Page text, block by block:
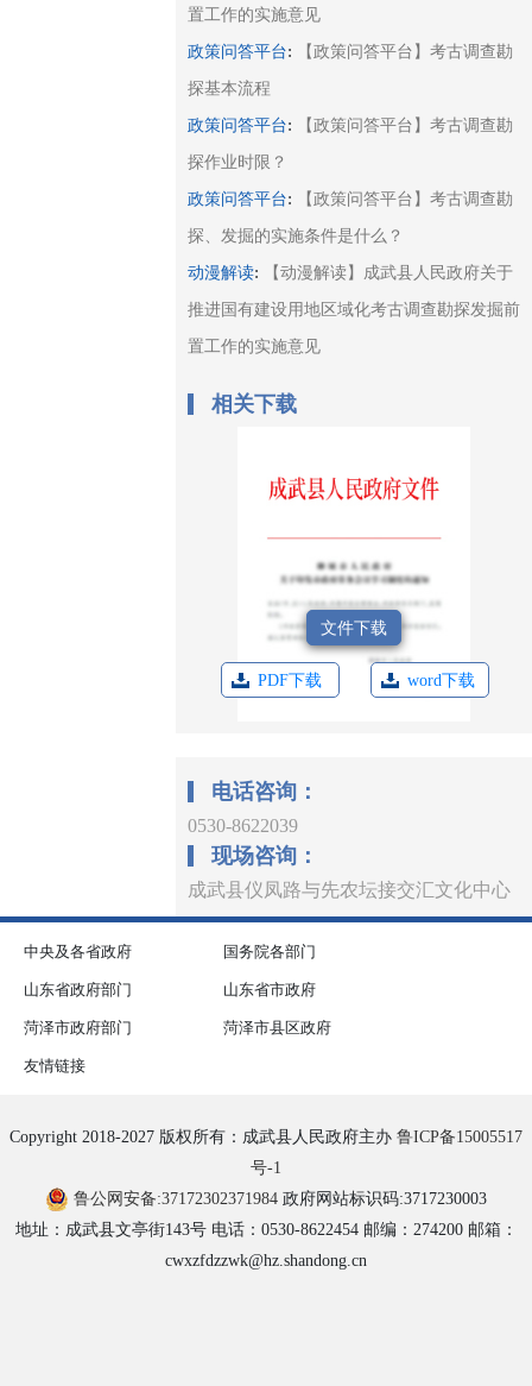
置工作的实施意见
政策问答平台: 【政策问答平台】考古调查勘
探基本流程
政策问答平台: 【政策问答平台】考古调查勘
探作业时限？
政策问答平台: 【政策问答平台】考古调查勘
探、发掘的实施条件是什么？
动漫解读: 【动漫解读】成武县人民政府关于
推进国有建设用地区域化考古调查勘探发掘前
置工作的实施意见
相关下载
文件下载
PDF下载 word下载
电话咨询：
0530-8622039
现场咨询：
成武县仪凤路与先农坛接交汇文化中心
中央及各省政府 国务院各部门
山东省政府部门 山东省市政府
菏泽市政府部门 菏泽市县区政府
友情链接
Copyright 2018-2027 版权所有：成武县人民政府主办 鲁ICP备15005517
号-1
鲁公网安备:37172302371984 政府网站标识码:3717230003
地址：成武县文亭街143号 电话：0530-8622454 邮编：274200 邮箱：
cwxzfdzzwk@hz.shandong.cn